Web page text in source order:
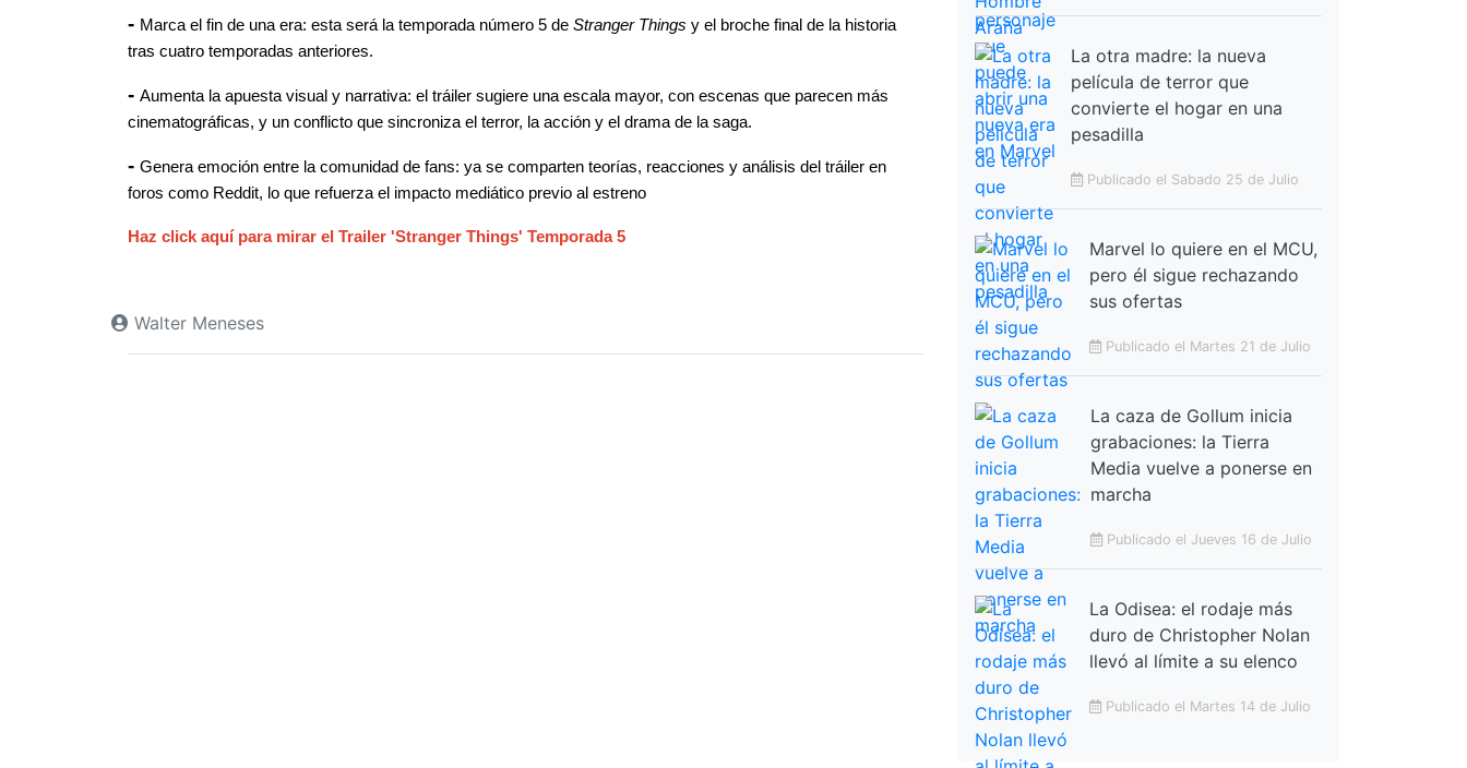
- Marca el fin de una era: esta será la temporada número 5 de Stranger Things y el broche final de la historia
tras cuatro temporadas anteriores.
- Aumenta la apuesta visual y narrativa: el tráiler sugiere una escala mayor, con escenas que parecen más
cinematográficas, y un conflicto que sincroniza el terror, la acción y el drama de la saga.
- Genera emoción entre la comunidad de fans: ya se comparten teorías, reacciones y análisis del tráiler en
foros como Reddit, lo que refuerza el impacto mediático previo al estreno
Haz click aquí para mirar el Trailer 'Stranger Things' Temporada 5
Walter Meneses
La otra madre: la nueva
película de terror que
convierte el hogar en una
pesadilla
Publicado el Sabado 25 de Julio
Marvel lo quiere en el MCU,
pero él sigue rechazando
sus ofertas
Publicado el Martes 21 de Julio
La caza de Gollum inicia
grabaciones: la Tierra
Media vuelve a ponerse en
marcha
Publicado el Jueves 16 de Julio
La Odisea: el rodaje más
duro de Christopher Nolan
llevó al límite a su elenco
Publicado el Martes 14 de Julio